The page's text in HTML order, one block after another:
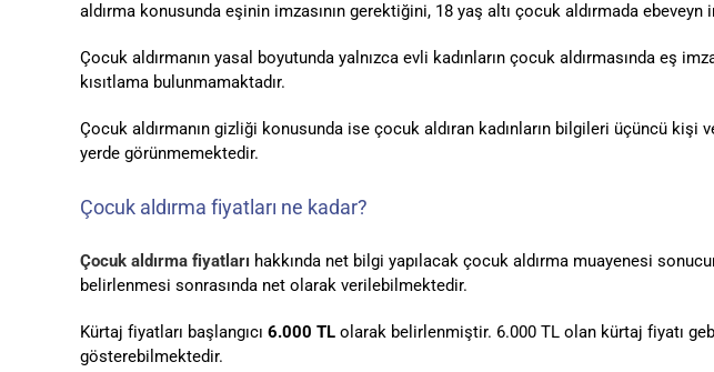
aldırma konusunda eşinin imzasının gerektiğini, 18 yaş altı çocuk aldırmada ebeveyn
Çocuk aldırmanın yasal boyutunda yalnızca evli kadınların çocuk aldırmasında eş
kısıtlama bulunmamaktadır.
Çocuk aldırmanın gizliği konusunda ise çocuk aldıran kadınların bilgileri üçüncü kişi
yerde görünmemektedir.
Çocuk aldırma fiyatları ne kadar?
Çocuk aldırma fiyatları hakkında net bilgi yapılacak çocuk aldırma muayenesi
belirlenmesi sonrasında net olarak verilebilmektedir.
Kürtaj fiyatları başlangıcı 6.000 TL olarak belirlenmiştir. 6.000 TL olan kürtaj fiyatı
gösterebilmektedir.